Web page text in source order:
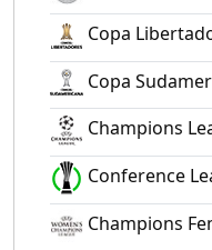
Copa
Copa
Champions
Conference
Champions